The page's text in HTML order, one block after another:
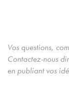
Vos questions,
Contactez-nous
en publiant vos